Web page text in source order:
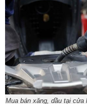
Mua bán xăng, dầu tại cửa